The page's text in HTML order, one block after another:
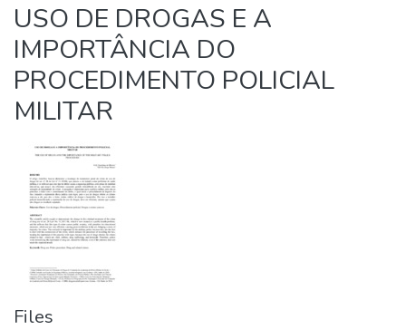
USO DE DROGAS E A
IMPORTÂNCIA DO
PROCEDIMENTO POLICIAL
MILITAR
Files